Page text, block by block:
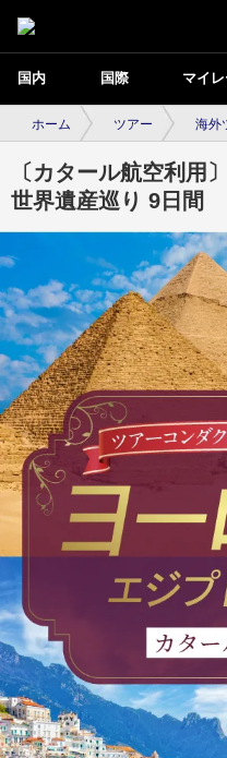
国内 国際 マイ
ホーム ツアー 海外
〔カタール航空利用
世界遺産巡り 9日間